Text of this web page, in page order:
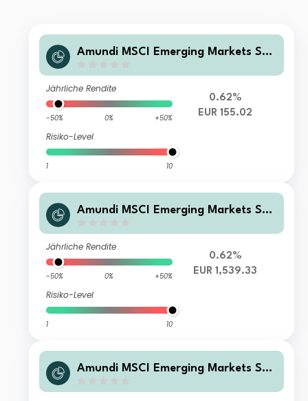
Amundi MSCI Emerging Markets SRI
Jährliche Rendite
-50% 0% +50%
Risiko-Level
1 10
0.62%
EUR 155.02
Amundi MSCI Emerging Markets SRI
Jährliche Rendite
-50% 0% +50%
Risiko-Level
1 10
0.62%
EUR 1,539.33
Amundi MSCI Emerging Markets SRI